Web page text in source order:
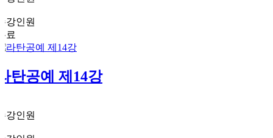
강인원
료
탄공예 제14강
강인원